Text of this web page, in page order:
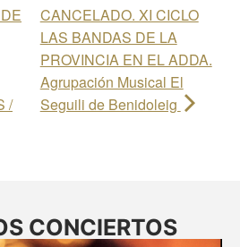
/
CANCELADO. XI CICLO
LAS BANDAS DE LA
PROVINCIA EN EL ADDA.
Agrupación Musical El
Seguili de Benidoleig
CONCIERTOS